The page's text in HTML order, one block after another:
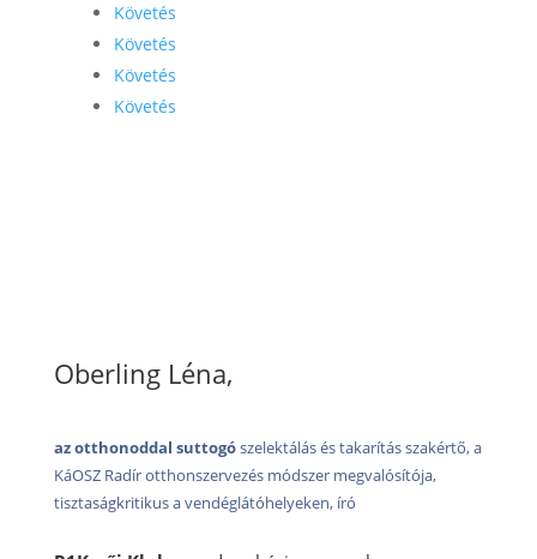
Követés
Követés
Követés
Követés
Oberling Léna,
az otthonoddal suttogószelektálás és takarítás szakértő, a
KáOSZ Radír otthonszervezés módszer megvalósítója,
tisztaságkritikus a vendéglátóhelyeken, író